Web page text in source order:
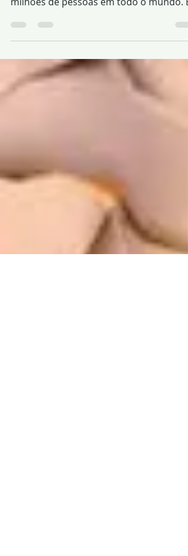
A acupuntura é segura e eficaz em 94%
para a acne. A acne afeta mais de 650